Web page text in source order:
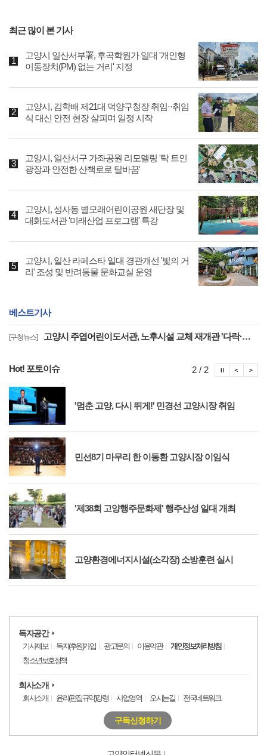
최근 많이 본 기사
고양시 일산서부署, 후곡학원가 일대 '개인형
이동장치(PM) 없는 거리' 지정
고양시, 김학배 제21대 덕양구청장 취임··취임
식 대신 안전 현장 살피며 일정 시작
고양시, 일산서구 가좌공원 리모델링 '탁 트인
광장과 안전한 산책로로 탈바꿈'
고양시, 성사동 별모래어린이공원 새단장 및
대화도서관 '미래산업 프로그램' 특강
고양시, 일산 라페스타 일대 경관개선 '빛의 거
리' 조성 및 반려동물 문화교실 운영
베스트기사
[구청뉴스] 고양시 주엽어린이도서관, 노후시설 교체 재개관 '다락·아기 독서공간 등 조성'
Hot! 포토이슈
'멈춘 고양, 다시 뛰게!' 민경선 고양시장 취임
민선8기 마무리 한 이동환 고양시장 이임식
'제38회 고양행주문화제' 행주산성 일대 개최
고양환경에너지시설(소각장) 소방훈련 실시
2 / 2 포
포토이
독자공간
기사제보 독자(후원)가입 광고문의 이용약관
개인정보처리방침
청소년보호정책
회사소개
회사소개 윤리(편집규약)강령 사업영역 오시는길 전국네트워크
구독신청하기